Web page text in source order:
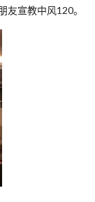
友宣教中风120。